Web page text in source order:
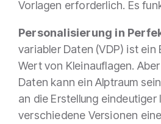
Vorlagen erforderlich. Es
Personalisierung in
variabler Daten (VDP) ist ein
Wert von Kleinauflagen.
Daten kann ein Alptraum
an die Erstellung eindeutiger
verschiedene Versionen